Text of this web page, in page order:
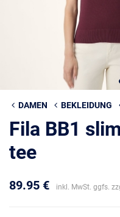
DAMEN BEKLEIDUNG
Fila BB1
tee
89.95 € inkl. MwSt. ggfs.